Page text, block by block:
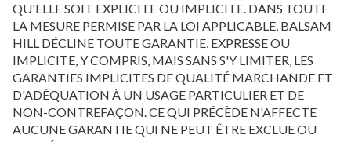
QU'ELLE SOIT EXPLICITE OU IMPLICITE. DANS TOUTE
LA MESURE PERMISE PAR LA LOI APPLICABLE, BALSAM
HILL DÉCLINE TOUTE GARANTIE, EXPRESSE OU
IMPLICITE, Y COMPRIS, MAIS SANS S'Y LIMITER, LES
GARANTIES IMPLICITES DE QUALITÉ MARCHANDE ET
D'ADÉQUATION À UN USAGE PARTICULIER ET DE
NON-CONTREFAÇON. CE QUI PRÉCÈDE N'AFFECTE
AUCUNE GARANTIE QUI NE PEUT ÊTRE EXCLUE OU